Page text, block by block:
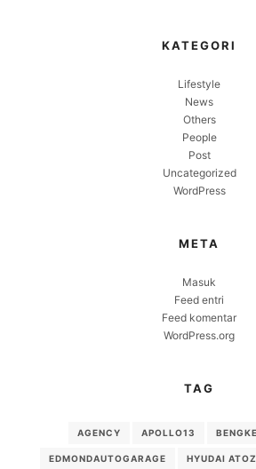
KATEGORI
Lifestyle
News
Others
People
Post
Uncategorized
WordPress
META
Masuk
Feed entri
Feed komentar
WordPress.org
TAG
AGENCY APOLLO13
EDMONDAUTOGARAGE HYUDAI ATOZ